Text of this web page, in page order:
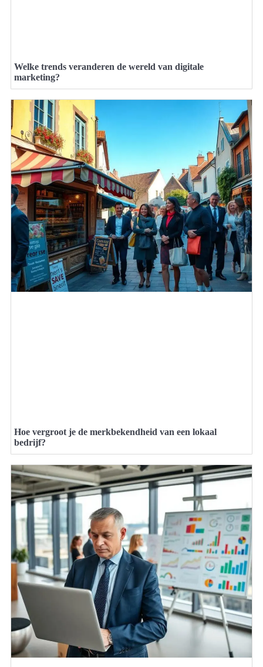
Welke trends veranderen de wereld van digitale
marketing?
Hoe vergroot je de merkbekendheid van een lokaal
bedrijf?